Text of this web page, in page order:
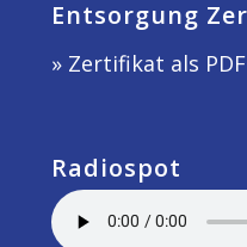
Entsorgung
» Zertifikat als
Radiospot